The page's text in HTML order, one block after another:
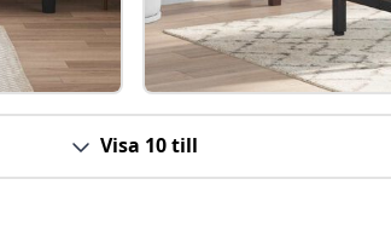
Visa 10 till